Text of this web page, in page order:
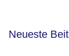
Neueste